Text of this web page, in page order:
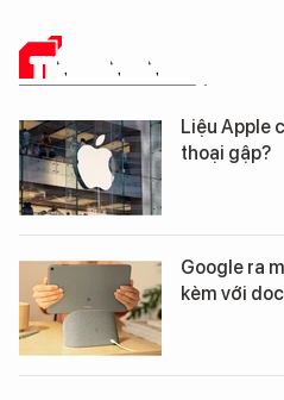
TIN CÔNG NGHỆ
Liệu Apple
thoại gập?
Google ra
kèm với